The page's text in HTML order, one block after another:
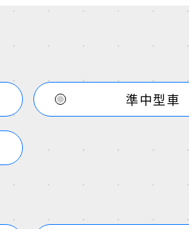
準中型車